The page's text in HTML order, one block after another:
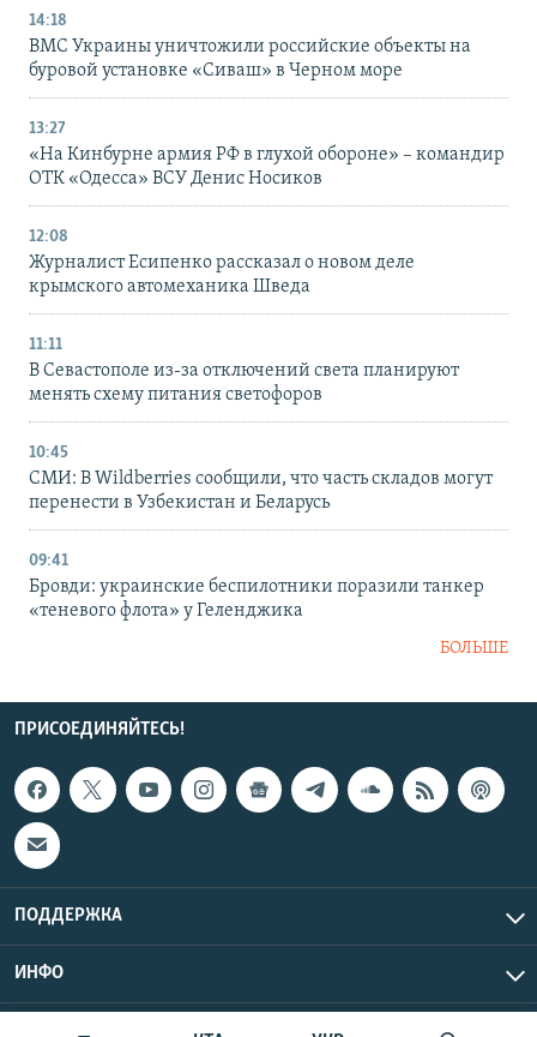
14:18
ВМС Украины уничтожили российские объекты на
буровой установке «Сиваш» в Черном море
13:27
«На Кинбурне армия РФ в глухой обороне» – командир
ОТК «Одесса» ВСУ Денис Носиков
12:08
Журналист Есипенко рассказал о новом деле
крымского автомеханика Шведа
11:11
В Севастополе из-за отключений света планируют
менять схему питания светофоров
10:45
СМИ: В Wildberries сообщили, что часть складов могут
перенести в Узбекистан и Беларусь
09:41
Бровди: украинские беспилотники поразили танкер
«теневого флота» у Геленджика
БОЛЬШЕ
ПРИСОЕДИНЯЙТЕСЬ!
ПОДДЕРЖКА
ИНФО